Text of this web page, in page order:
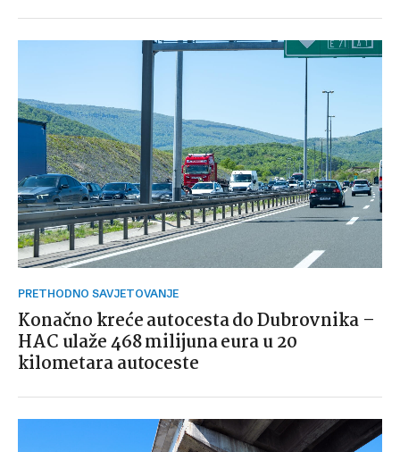
PRETHODNO SAVJETOVANJE
Konačno kreće autocesta do Dubrovnika –
HAC ulaže 468 milijuna eura u 20
kilometara autoceste